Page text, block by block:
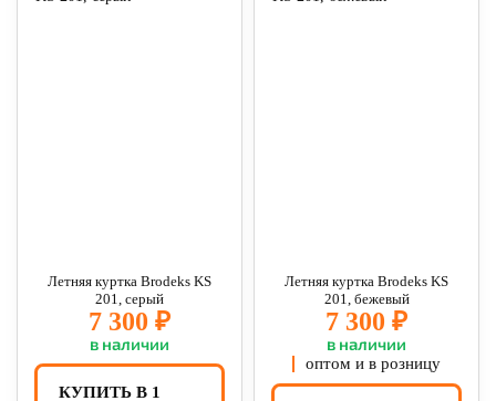
Летняя куртка Brodeks KS
201, серый
7 300 ₽
в наличии
КУПИТЬ В 1
Летняя куртка Brodeks KS
201, бежевый
7 300 ₽
в наличии
оптом и в розницу